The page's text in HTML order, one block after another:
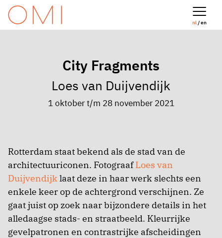
nl/ en
City Fragments
Loes van Duijvendijk
1 oktober t/m 28 november 2021
Rotterdam staat bekend als de stad van de
architectuuriconen. FotograafLoes van
Duijvendijklaat deze in haar werk slechts een
enkele keer op de achtergrond verschijnen. Ze
gaat juist op zoek naar bijzondere details in het
alledaagse stads- en straatbeeld. Kleurrijke
gevelpatronen en contrastrijke afscheidingen